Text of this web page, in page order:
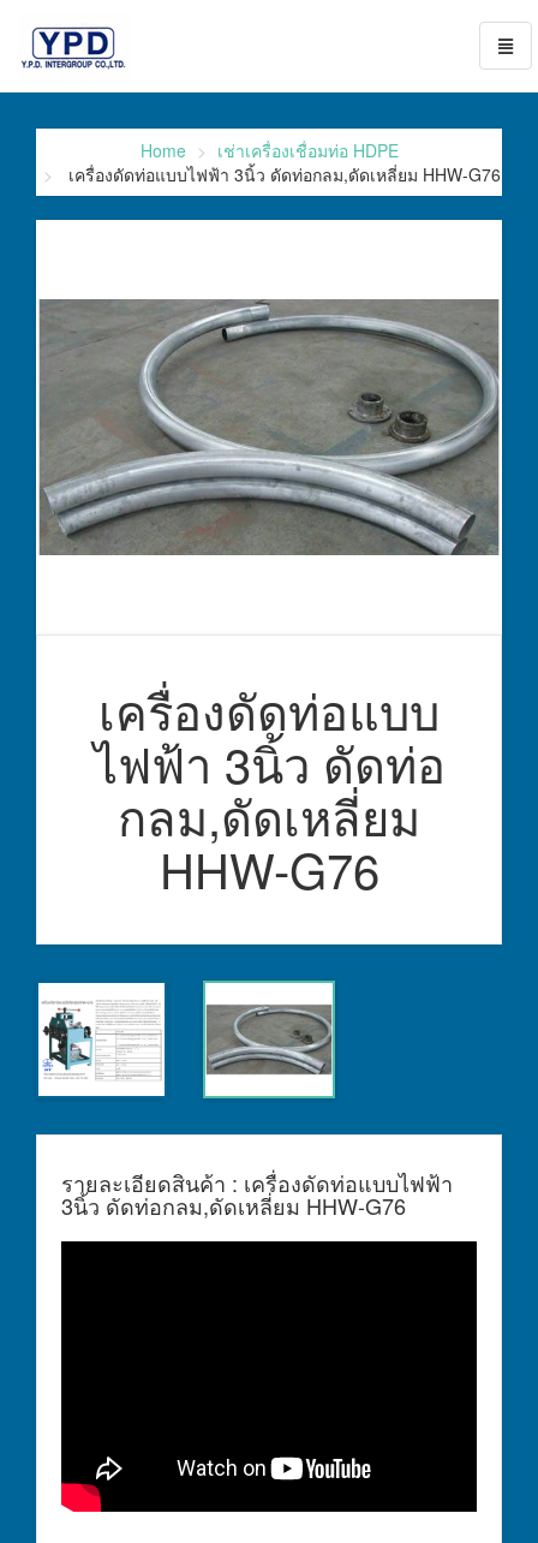
go
Home
เช่าเครื่องเชื่อมท่อ HDPE
เครื่องดัดท่อแบบไฟฟ้า 3นิ้ว ดัดท่อกลม,ดัดเหลี่ยม HHW-G76
เครื่องดัดท่อแบบ
ไฟฟ้า 3นิ้ว ดัดท่อ
กลม,ดัดเหลี่ยม
HHW-G76
รายละเอียดสินค้า : เครื่องดัดท่อแบบไฟฟ้า
3นิ้ว ดัดท่อกลม,ดัดเหลี่ยม HHW-G76